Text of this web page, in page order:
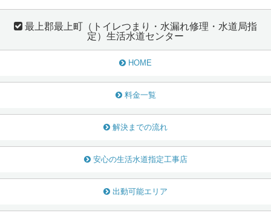
最上郡最上町（トイレつまり・水漏れ修理・水道局指
定）生活水道センター
HOME
料金一覧
解決までの流れ
安心の生活水道指定工事店
出動可能エリア